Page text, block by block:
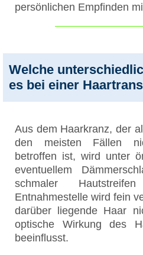
persönlichen Empfinden
Welche
es bei einer
Aus dem Haarkranz, der
den meisten Fällen
betroffen ist, wird unter
eventuellem
schmaler
Entnahmestelle wird fein
darüber liegende Haar
optische Wirkung des
beeinflusst.